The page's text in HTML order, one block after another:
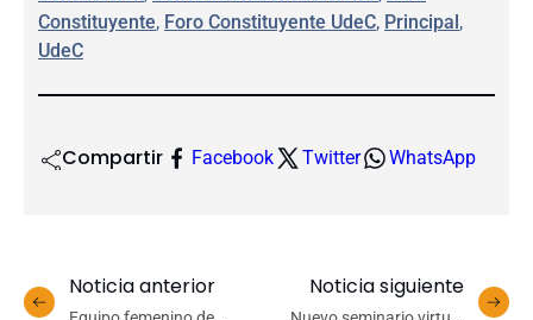
Constituyente, Foro Constituyente UdeC, Principal
UdeC
Compartir Facebook Twitter WhatsApp
Noticia anterior Noticia siguiente